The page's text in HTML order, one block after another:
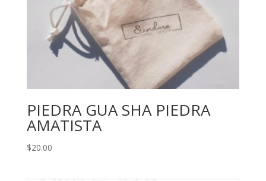
PIEDRA GUA SHA PIEDRA
AMATISTA
$20.00